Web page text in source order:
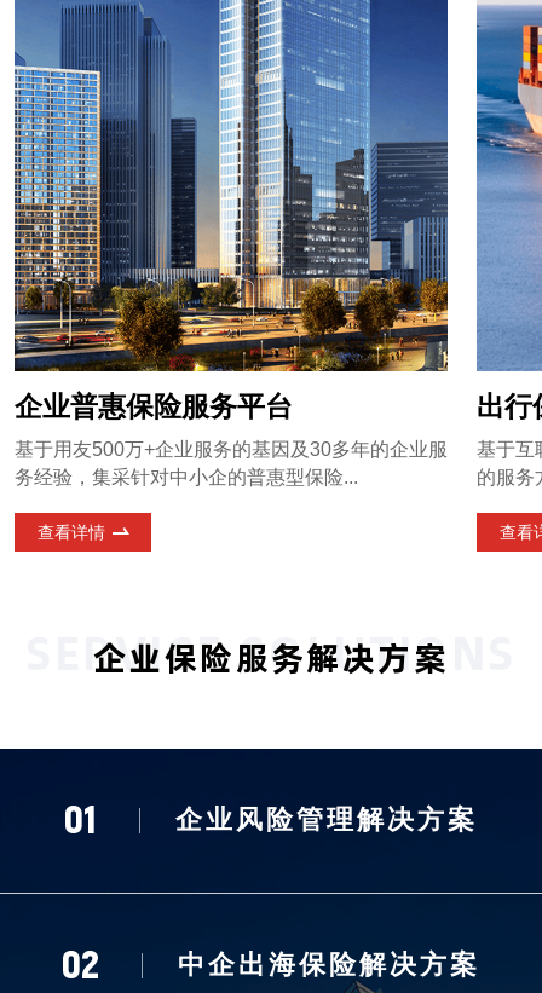
企业普惠保险服务平台
基于用友500万+企业服务的基因及30多年的企业服
务经验，集采针对中小企的普惠型保险...
查看详情
出行
基于互
的服务
查看
SERVICE SOLUTIONS
企业保险服务解决方案
01 企业风险管理解决方案
02 中企出海保险解决方案